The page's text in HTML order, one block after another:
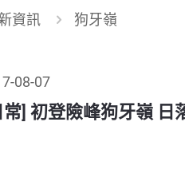
資訊 狗牙嶺
08-07
常] 初登險峰狗牙嶺 日